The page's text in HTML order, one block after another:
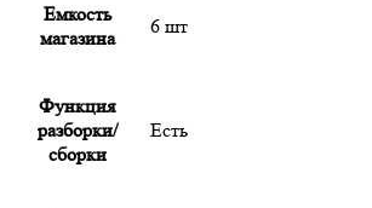
Емкость
магазина
6 шт
Функция
разборки/
сборки
Есть